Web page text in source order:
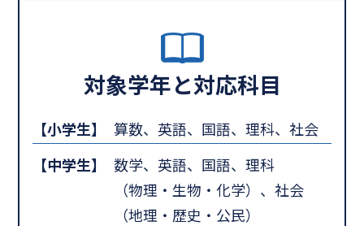
対象学年と対応科目
【小学生】
算数、英語、国語、理科、社会
【中学生】
数学、英語、国語、理科
（物理・生物・化学）、社会
（地理・歴史・公民）